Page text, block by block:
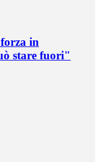
in
stare fuori"